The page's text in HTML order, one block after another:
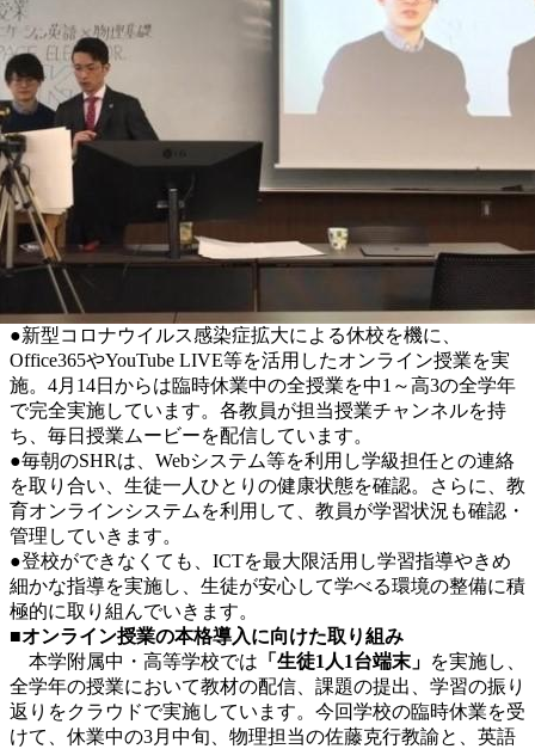
●新型コロナウイルス感染症拡大による休校を機に、
Office365やYouTube LIVE等を活用したオンライン授業を実
施。4月14日からは臨時休業中の全授業を中1～高3の全学年
で完全実施しています。各教員が担当授業チャンネルを持
ち、毎日授業ムービーを配信しています。
●毎朝のSHRは、Webシステム等を利用し学級担任との連絡
を取り合い、生徒一人ひとりの健康状態を確認。さらに、教
育オンラインシステムを利用して、教員が学習状況も確認・
管理していきます。
●登校ができなくても、ICTを最大限活用し学習指導やきめ
細かな指導を実施し、生徒が安心して学べる環境の整備に積
極的に取り組んでいきます。
■オンライン授業の本格導入に向けた取り組み
本学附属中・高等学校では 「生徒1人1台端末」 を実施し、
全学年の授業において教材の配信、課題の提出、学習の振り
返りをクラウドで実施しています。今回学校の臨時休業を受
けて、休業中の3月中旬、物理担当の佐藤克行教諭と、英語